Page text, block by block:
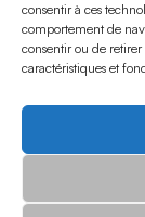
consentir à ces
comportement de
consentir ou de
caractéristiques et
© Momarts